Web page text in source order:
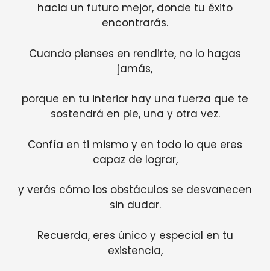
hacia un futuro mejor, donde tu éxito
encontrarás.
Cuando pienses en rendirte, no lo hagas
jamás,
porque en tu interior hay una fuerza que te
sostendrá en pie, una y otra vez.
Confía en ti mismo y en todo lo que eres
capaz de lograr,
y verás cómo los obstáculos se desvanecen
sin dudar.
Recuerda, eres único y especial en tu
existencia,